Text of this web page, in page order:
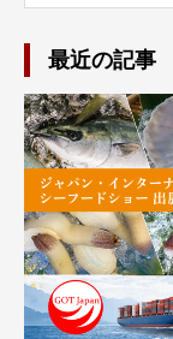
最近の記事